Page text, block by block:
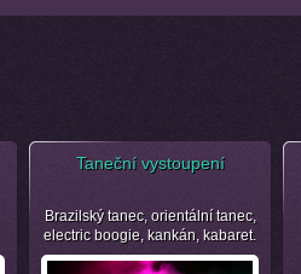
Taneční vystoupení
Brazilský tanec, orientální tanec,
electric boogie, kankán, kabaret.